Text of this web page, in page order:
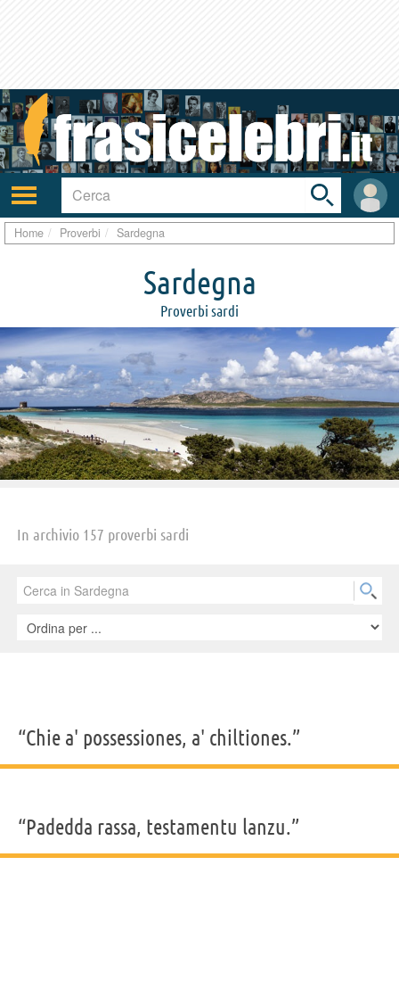
Attiva/disattiva
navigazione
User
area
Toggle
search
bar
Home Proverbi Sardegna
Sardegna
Proverbi sardi
In archivio 157 proverbi sardi
“Chie a' possessiones, a' chiltiones.”
“Padedda rassa, testamentu lanzu.”